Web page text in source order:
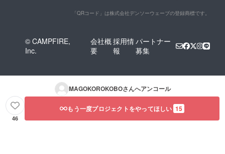
「QRコード」は株式会社デンソーウェーブの登録商標です。
© CAMPFIRE,
Inc.
会社概
要
採用情
報
パートナー
募集
MAGOKOROKOBOさんへアンコール
46
もう一度プロジェクトをやってほしい 15